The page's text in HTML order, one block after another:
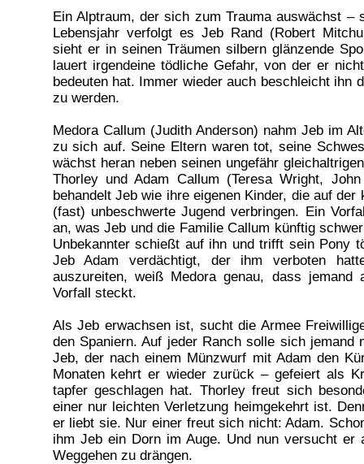
Ein Alptraum, der sich zum Trauma auswächst –
Lebensjahr verfolgt es Jeb Rand (Robert
sieht er in seinen Träumen silbern glänzende
lauert irgendeine tödliche Gefahr, von der er
bedeuten hat. Immer wieder auch beschleicht ihn
zu werden.
Medora Callum (Judith Anderson) nahm Jeb im
zu sich auf. Seine Eltern waren tot, seine
wächst heran neben seinen ungefähr
Thorley und Adam Callum (Teresa Wright,
behandelt Jeb wie ihre eigenen Kinder, die auf der
(fast) unbeschwerte Jugend verbringen. Ein
an, was Jeb und die Familie Callum künftig
Unbekannter schießt auf ihn und trifft sein Pony
Jeb Adam verdächtigt, der ihm verboten
auszureiten, weiß Medora genau, dass jemand
Vorfall steckt.
Als Jeb erwachsen ist, sucht die Armee
den Spaniern. Auf jeder Ranch solle sich jemand
Jeb, der nach einem Münzwurf mit Adam den
Monaten kehrt er wieder zurück – gefeiert als
tapfer geschlagen hat. Thorley freut sich
einer nur leichten Verletzung heimgekehrt ist.
er liebt sie. Nur einer freut sich nicht: Adam.
ihm Jeb ein Dorn im Auge. Und nun versucht er
Weggehen zu drängen.